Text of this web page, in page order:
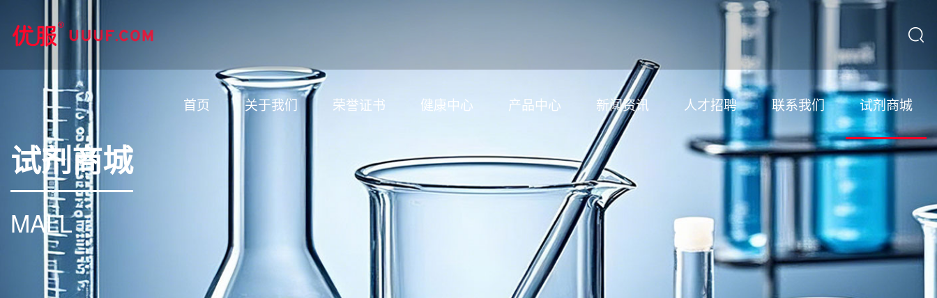
首页 关于我们 荣誉证书 健康中心 产品中心 新闻资讯 人才招聘 联系我们 试剂商城
试剂商城
MALL